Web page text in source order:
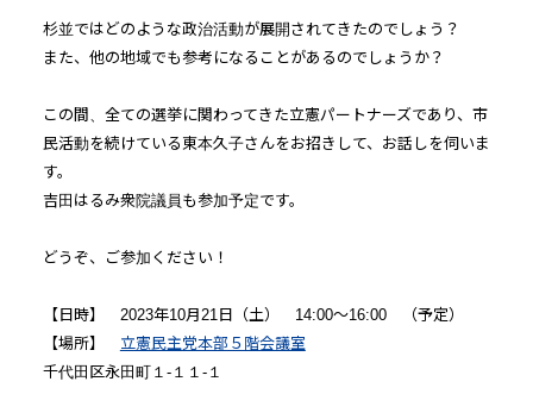
杉並ではどのような政治活動が展開されてきたのでしょう？
また、他の地域でも参考になることがあるのでしょうか？
この間、全ての選挙に関わってきた立憲パートナーズであり、市
民活動を続けている東本久子さんをお招きして、お話しを伺いま
す。
吉田はるみ衆院議員も参加予定です。
どうぞ、ご参加ください！
【日時】 2023年10月21日（土） 14:00～16:00 （予定）
【場所】 立憲民主党本部５階会議室
千代田区永田町１-１１-１